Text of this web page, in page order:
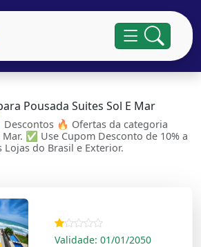
Pousada Suites Sol E Mar
🔥 Ofertas da categoria
Mar. ✅ Use Cupom Desconto de 10% a
Lojas do Brasil e Exterior.
Validade: 01/01/2050